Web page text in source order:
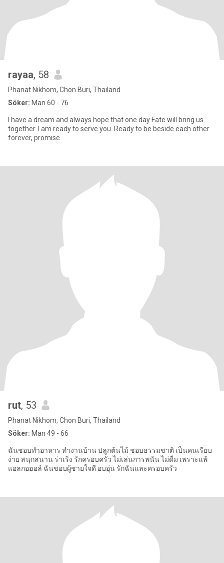
rayaa, 58
Phanat Nikhom, Chon Buri, Thailand
Söker: Man 60 - 76
I have a dream and always hope that one day Fate will bring us
together. I am ready to serve you. Ready to be beside each other
forever, promise.
rut, 53
Phanat Nikhom, Chon Buri, Thailand
Söker: Man 49 - 66
ฉันชอบทำอาหาร ทำงานบ้าน ปลูกต้นไม้ ชอบธรรมชาติ เป็นคนเรียบ
ง่าย สนุกสนาน ร่าเริง รักครอบครัว ไม่เล่นการพนัน ไม่ดื่ม เพราะแพ้
แอลกอฮอล์ ฉันชอบผู้ชายใจดี อบอุ่น รักฉันและครอบครัว